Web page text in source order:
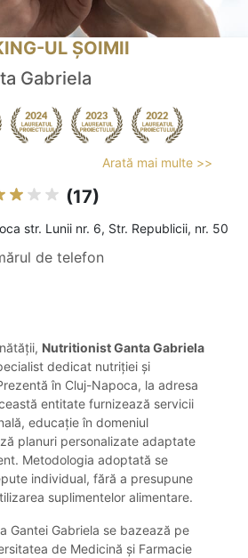
UL ȘOIMII
Gabriela
Arată mai multe >>
(17)
str. Lunii nr. 6, Str. Republicii, nr. 50
de telefon
Nutritionist Ganta Gabriela
dedicat nutriției și
în Cluj-Napoca, la adresa
entitate furnizează servicii
educație în domeniul
planuri personalizate adaptate
Metodologia adoptată se
individual, fără a presupune
suplimentelor alimentare.
Gantei Gabriela se bazează pe
de Medicină și Farmacie